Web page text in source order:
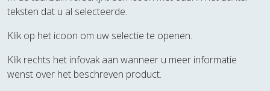
teksten dat u al selecteerde.
Klik op het icoon om uw selectie te openen.
Klik rechts het infovak aan wanneer u meer informatie
wenst over het beschreven product.